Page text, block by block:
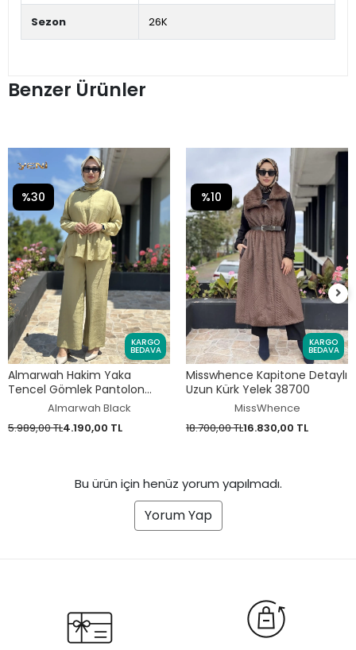
Sezon 26K
Benzer Ürünler
KARGO
BEDAVA
Almarwah Hakim Yaka
Tencel Gömlek Pantolon
Takım 203042
Almarwah Black
5.989,00 TL4.190,00 TL
%30
KARGO
BEDAVA
Misswhence Kapitone Detaylı
Uzun Kürk Yelek 38700
MissWhence
18.700,00 TL16.830,00 TL
%10
Bu ürün için henüz yorum yapılmadı.
Yorum Yap